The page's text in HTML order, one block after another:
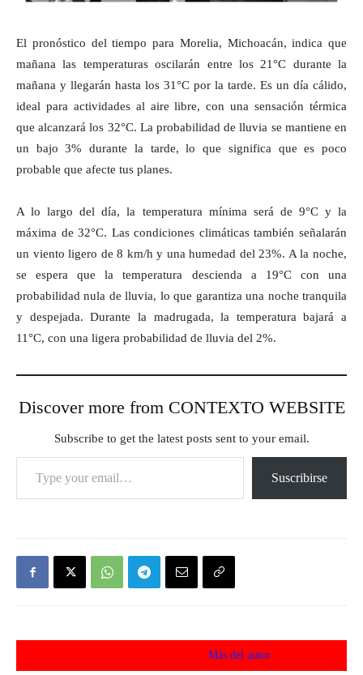
El pronóstico del tiempo para Morelia, Michoacán, indica que
mañana las temperaturas oscilarán entre los 21°C durante la
mañana y llegarán hasta los 31°C por la tarde. Es un día cálido,
ideal para actividades al aire libre, con una sensación térmica
que alcanzará los 32°C. La probabilidad de lluvia se mantiene en
un bajo 3% durante la tarde, lo que significa que es poco
probable que afecte tus planes.
A lo largo del día, la temperatura mínima será de 9°C y la
máxima de 32°C. Las condiciones climáticas también señalarán
un viento ligero de 8 km/h y una humedad del 23%. A la noche,
se espera que la temperatura descienda a 19°C con una
probabilidad nula de lluvia, lo que garantiza una noche tranquila
y despejada. Durante la madrugada, la temperatura bajará a
11°C, con una ligera probabilidad de lluvia del 2%.
Discover more from CONTEXTO WEBSITE
Subscribe to get the latest posts sent to your email.
Type your email…
Suscribirse
Más del autor